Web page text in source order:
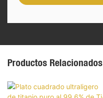
Productos Relacionados